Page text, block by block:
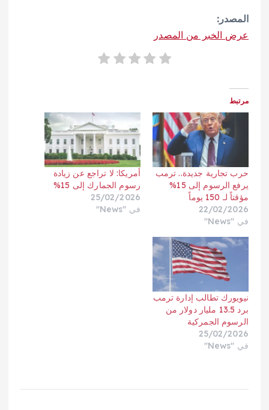
المصدر:
عرض الخبر من المصدر
مرتبط
حرب تجارية جديدة.. ترمب
يرفع الرسوم إلى 15%
مؤقتاً لـ 150 يوماً
22/02/2026
في "News"
أمريكا: لا تراجع عن زيادة
رسوم الجمارك إلى 15%
25/02/2026
في "News"
نيويورك تطالب إدارة ترمب
برد 13.5 مليار دولار من
الرسوم الجمركية
25/02/2026
في "News"